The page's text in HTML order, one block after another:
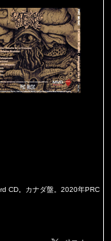
CD。カナダ盤。2020年PRC